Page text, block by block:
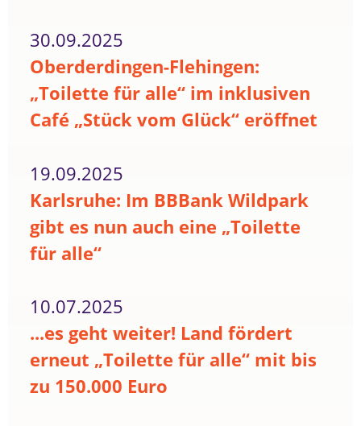
30.09.2025
Oberderdingen-Flehingen:
„Toilette für alle“ im inklusiven
Café „Stück vom Glück“ eröffnet
19.09.2025
Karlsruhe: Im BBBank Wildpark
gibt es nun auch eine „Toilette
für alle“
10.07.2025
...es geht weiter! Land fördert
erneut „Toilette für alle“ mit bis
zu 150.000 Euro